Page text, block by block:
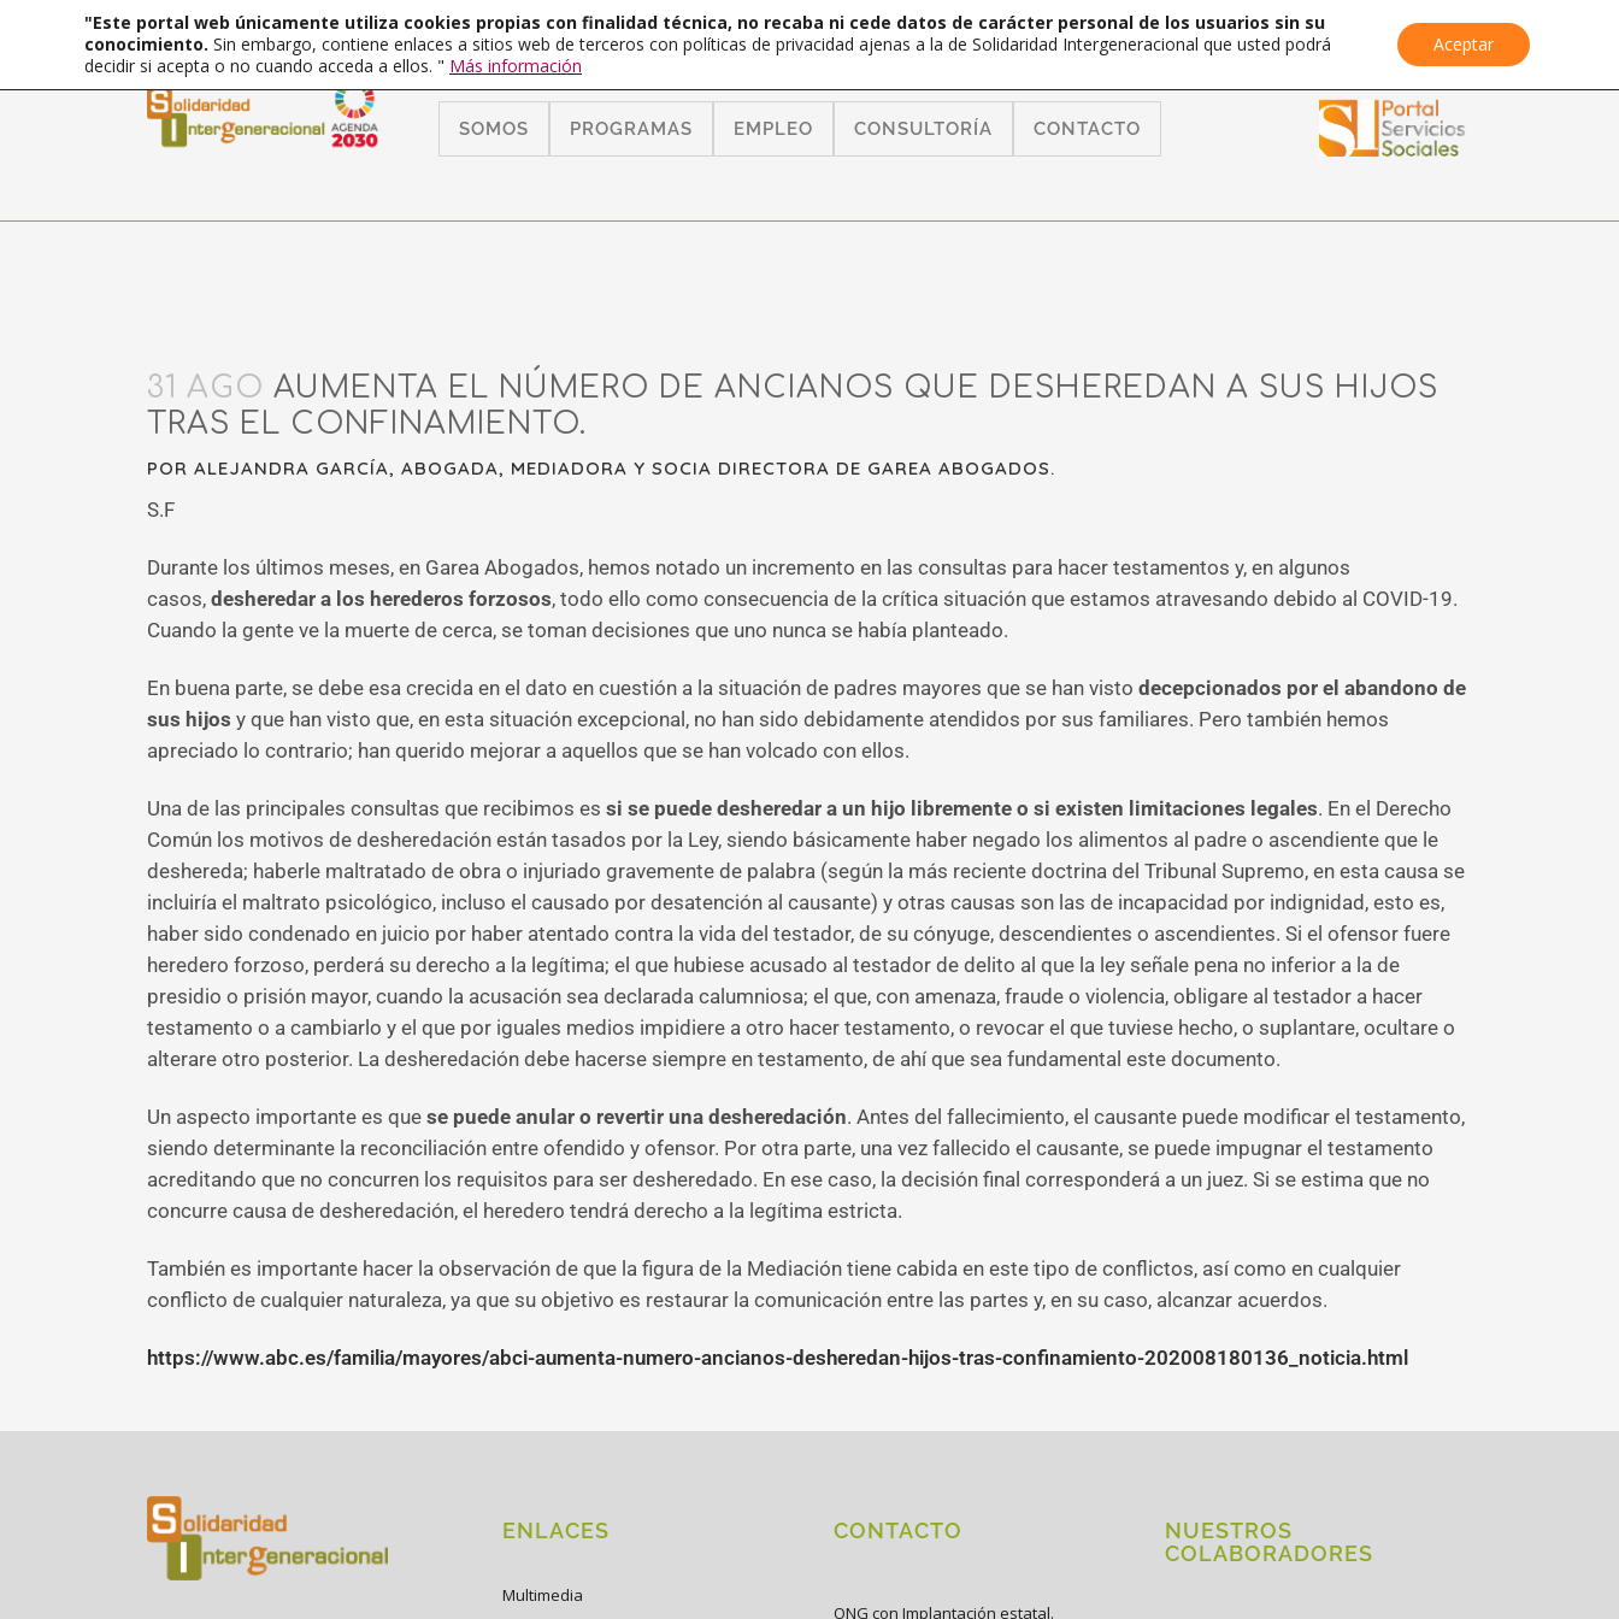
SOMOS PROGRAMAS EMPLEO CONSULTORÍA CONTACTO
31 AGO AUMENTA EL NÚMERO DE ANCIANOS QUE DESHEREDAN A SUS HIJOS
TRAS EL CONFINAMIENTO.
POR ALEJANDRA GARCÍA, ABOGADA, MEDIADORA Y SOCIA DIRECTORA DE GAREA ABOGADOS.
S.F
Durante los últimos meses, en Garea Abogados, hemos notado un incremento en las consultas para hacer testamentos y, en algunos
casos, desheredar a los herederos forzosos, todo ello como consecuencia de la crítica situación que estamos atravesando debido al COVID-19.
Cuando la gente ve la muerte de cerca, se toman decisiones que uno nunca se había planteado.
En buena parte, se debe esa crecida en el dato en cuestión a la situación de padres mayores que se han visto decepcionados por el abandono de
sus hijos y que han visto que, en esta situación excepcional, no han sido debidamente atendidos por sus familiares. Pero también hemos
apreciado lo contrario; han querido mejorar a aquellos que se han volcado con ellos.
Una de las principales consultas que recibimos es si se puede desheredar a un hijo libremente o si existen limitaciones legales. En el Derecho
Común los motivos de desheredación están tasados por la Ley, siendo básicamente haber negado los alimentos al padre o ascendiente que le
deshereda; haberle maltratado de obra o injuriado gravemente de palabra (según la más reciente doctrina del Tribunal Supremo, en esta causa se
incluiría el maltrato psicológico, incluso el causado por desatención al causante) y otras causas son las de incapacidad por indignidad, esto es,
haber sido condenado en juicio por haber atentado contra la vida del testador, de su cónyuge, descendientes o ascendientes. Si el ofensor fuere
heredero forzoso, perderá su derecho a la legítima; el que hubiese acusado al testador de delito al que la ley señale pena no inferior a la de
presidio o prisión mayor, cuando la acusación sea declarada calumniosa; el que, con amenaza, fraude o violencia, obligare al testador a hacer
testamento o a cambiarlo y el que por iguales medios impidiere a otro hacer testamento, o revocar el que tuviese hecho, o suplantare, ocultare o
alterare otro posterior. La desheredación debe hacerse siempre en testamento, de ahí que sea fundamental este documento.
Un aspecto importante es que se puede anular o revertir una desheredación. Antes del fallecimiento, el causante puede modificar el testamento,
siendo determinante la reconciliación entre ofendido y ofensor. Por otra parte, una vez fallecido el causante, se puede impugnar el testamento
acreditando que no concurren los requisitos para ser desheredado. En ese caso, la decisión final corresponderá a un juez. Si se estima que no
concurre causa de desheredación, el heredero tendrá derecho a la legítima estricta.
También es importante hacer la observación de que la figura de la Mediación tiene cabida en este tipo de conflictos, así como en cualquier
conflicto de cualquier naturaleza, ya que su objetivo es restaurar la comunicación entre las partes y, en su caso, alcanzar acuerdos.
https://www.abc.es/familia/mayores/abci-aumenta-numero-ancianos-desheredan-hijos-tras-confinamiento-202008180136_noticia.html
ENLACES
Multimedia
CONTACTO
ONG con Implantación estatal.
NUESTROS
COLABORADORES
"Este portal web únicamente utiliza cookies propias con finalidad técnica, no recaba ni cede datos de carácter personal de los usuarios sin su
conocimiento. Sin embargo, contiene enlaces a sitios web de terceros con políticas de privacidad ajenas a la de Solidaridad Intergeneracional que usted podrá
decidir si acepta o no cuando acceda a ellos. " Más información
Aceptar